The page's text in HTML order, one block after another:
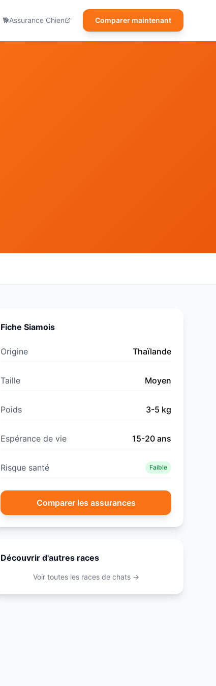
🐕Assurance Chien Comparer maintenant
Fiche Siamois
Origine Thaïlande
Taille Moyen
Poids 3-5 kg
Espérance de vie 15-20 ans
Risque santé Faible
Comparer les assurances
Découvrir d'autres races
Voir toutes les races de chats→